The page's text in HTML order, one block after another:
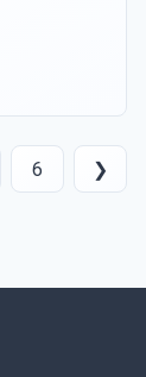
6 ❯